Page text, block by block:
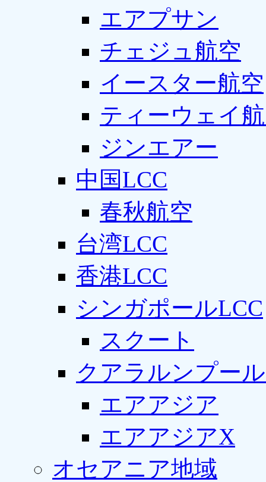
エアプサン
チェジュ航空
イースター航空
ティーウェイ
ジンエアー
中国LCC
春秋航空
台湾LCC
香港LCC
シンガポールLCC
スクート
クアラルンプー
エアアジア
エアアジアX
オセアニア地域